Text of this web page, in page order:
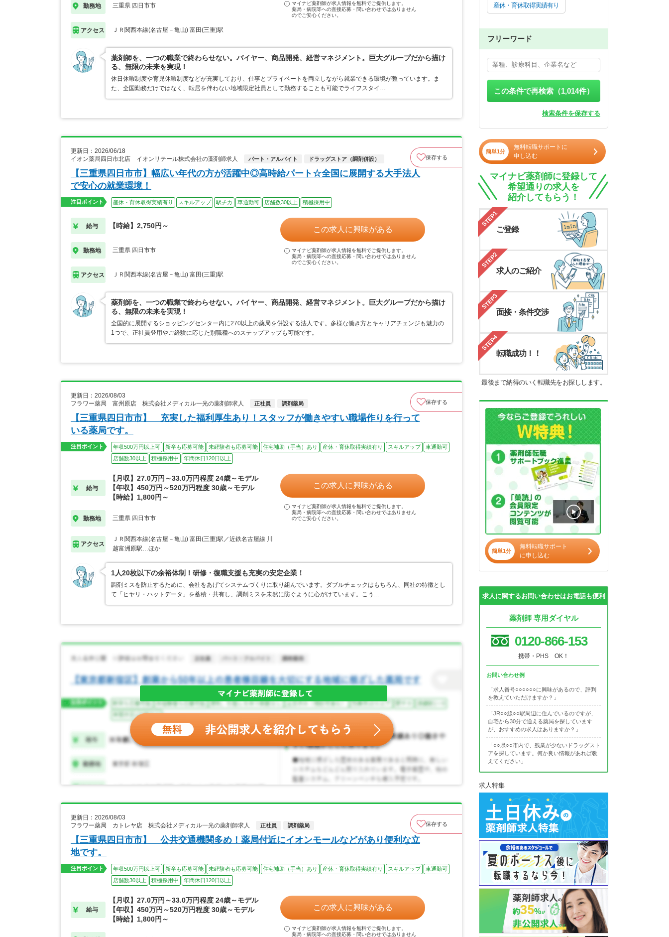
勤務地 三重県 四日市市
アクセス ＪＲ関西本線(名古屋－亀山) 富田(三重)駅
マイナビ薬剤師が求人情報を無料でご提供します。
薬局・病院等への直接応募・問い合わせではありません
のでご安心ください。
薬剤師を、一つの職業で終わらせない。バイヤー、商品開発、経営マネジメント。巨大グループだから描け
る、無限の未来を実現！
休日休暇制度や育児休暇制度などが充実しており、仕事とプライベートを両立しながら就業できる環境が整っています。ま
た、全国勤務だけではなく、転居を伴わない地域限定社員として勤務することも可能でライフスタイ…
更新日：2026/06/18
イオン薬局四日市北店 イオンリテール株式会社の薬剤師求人
パート・アルバイト ドラッグストア（調剤併設） 保存する
【三重県四日市市】幅広い年代の方が活躍中◎高時給パート☆全国に展開する大手法人
で安心の就業環境！
注目ポイント 産休・育休取得実績有り スキルアップ 駅チカ 車通勤可 店舗数30以上 積極採用中
給与 【時給】2,750円～
勤務地 三重県 四日市市
アクセス ＪＲ関西本線(名古屋－亀山) 富田(三重)駅
この求人に興味がある
マイナビ薬剤師が求人情報を無料でご提供します。
薬局・病院等への直接応募・問い合わせではありません
のでご安心ください。
薬剤師を、一つの職業で終わらせない。バイヤー、商品開発、経営マネジメント。巨大グループだから描け
る、無限の未来を実現！
全国的に展開するショッピングセンター内に270以上の薬局を併設する法人です。多様な働き方とキャリアチェンジも魅力の
1つで、正社員登用やご経験に応じた別職種へのステップアップも可能です。
更新日：2026/08/03
フラワー薬局 富州原店 株式会社メディカル一光の薬剤師求人
正社員 調剤薬局 保存する
【三重県四日市市】 充実した福利厚生あり！スタッフが働きやすい職場作りを行って
いる薬局です。
注目ポイント 年収500万円以上可 新卒も応募可能 未経験者も応募可能 住宅補助（手当）あり 産休・育休取得実績有り スキルアップ
車通勤可
店舗数30以上
積極採用中 年間休日120日以上
給与
【月収】27.0万円～33.0万円程度 24歳～モデル
【年収】450万円～520万円程度 30歳～モデル
【時給】1,800円～
勤務地 三重県 四日市市
アクセス
ＪＲ関西本線(名古屋－亀山) 富田(三重)駅／近鉄名古屋線 川
越富洲原駅…ほか
この求人に興味がある
マイナビ薬剤師が求人情報を無料でご提供します。
薬局・病院等への直接応募・問い合わせではありません
のでご安心ください。
1人20枚以下の余裕体制！研修・復職支援も充実の安定企業！
調剤ミスを防止するために、会社をあげてシステムづくりに取り組んでいます。ダブルチェックはもちろん、同社の特徴とし
て「ヒヤリ・ハットデータ」を蓄積・共有し、調剤ミスを未然に防ぐように心がけています。こう…
更新日：2026/08/03
フラワー薬局 カトレヤ店 株式会社メディカル一光の薬剤師求人
正社員 調剤薬局 保存する
【三重県四日市市】 公共交通機関多め！薬局付近にイオンモールなどがあり便利な立
地です。
注目ポイント 年収500万円以上可 新卒も応募可能 未経験者も応募可能 住宅補助（手当）あり 産休・育休取得実績有り スキルアップ
車通勤可
店舗数30以上
積極採用中 年間休日120日以上
給与
【月収】27.0万円～33.0万円程度 24歳～モデル
【年収】450万円～520万円程度 30歳～モデル
【時給】1,800円～
この求人に興味がある
マイナビ薬剤師が求人情報を無料でご提供します。
薬局・病院等への直接応募・問い合わせではありません
産休・育休取得実績有り
フリーワード
この条件で再検索（1,014件）
検索条件を保存する
簡単1分
無料転職サポートに
申し込む
マイナビ薬剤師に登録して
希望通りの求人を
紹介してもらう！
STEP1
ご登録
STEP2
求人のご紹介
STEP3
面接・条件交渉
STEP4
転職成功！！
最後まで納得のいく転職先をお探しします。
簡単1分
無料転職サポート
に申し込む
求人に関するお問い合わせはお電話も便利
薬剤師 専用ダイヤル
0120-866-153
携帯・PHS OK！
お問い合わせ例
「求人番号○○○○○○に興味があるので、評判
を教えていただけますか？」
「JR○○線○○駅周辺に住んでいるのですが、
自宅から30分で通える薬局を探しています
が、おすすめの求人はありますか？」
「○○県○○市内で、残業が少ないドラッグスト
アを探しています。何か良い情報があれば教
えてください」
求人特集